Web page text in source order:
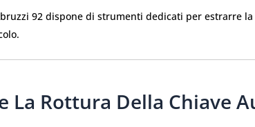
92 dispone di strumenti dedicati per estrarre la
La Rottura Della Chiave